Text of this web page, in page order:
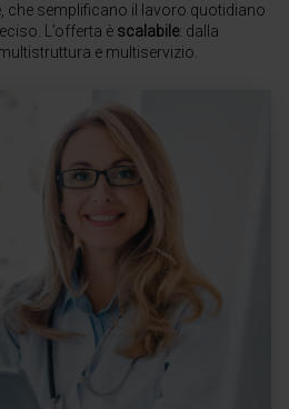
che semplificano il lavoro quotidiano
L’offerta è scalabile: dalla
e multiservizio.